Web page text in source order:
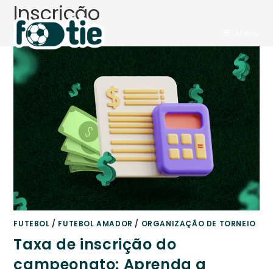
para
conteúdo
Inscrição
> Blog Inscrição
FUTEBOL / FUTEBOL AMADOR / ORGANIZAÇÃO DE TORNEIO
Taxa de inscrição do
campeonato: Aprenda a